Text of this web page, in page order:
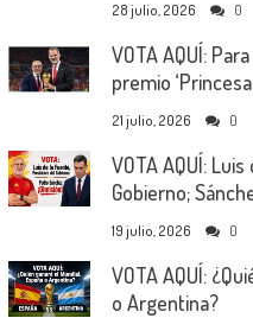
28 julio, 2026 0
VOTA AQUÍ:
premio
21 julio, 2026 0
VOTA AQUÍ:
Gobierno;
19 julio, 2026 0
VOTA AQUÍ:
o Argentina?